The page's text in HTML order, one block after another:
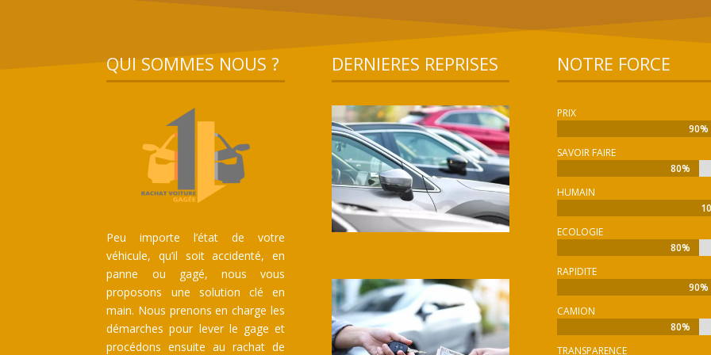
QUI SOMMES NOUS ?
Peu importe l’état de votre
véhicule, qu’il soit accidenté, en
panne ou gagé, nous vous
proposons une solution clé en
main. Nous prenons en charge les
démarches pour lever le gage et
procédons ensuite au rachat de
DERNIERES REPRISES NOTRE FORCE
PRIX
90%
90%
SAVOIR FAIRE
80%
80%
HUMAIN
ECOLOGIE
80%
80%
RAPIDITE
90%
90%
CAMION
80%
80%
TRANSPARENCE